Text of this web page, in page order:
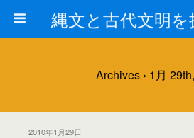
Archives › 1月
2010年1月29日